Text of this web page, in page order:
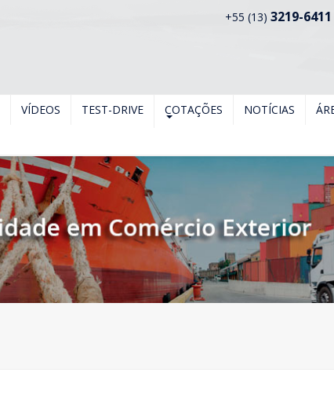
+55 (13) 3219-6411
VÍDEOS TEST-DRIVE COTAÇÕES NOTÍCIAS